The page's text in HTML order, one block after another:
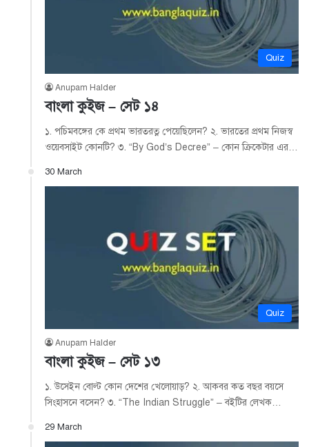
Quiz
Anupam Halder
বাংলা কুইজ – সেট ১৪
১. পচিমবঙ্গের কে প্রথম ভারতরত্ন পেয়েছিলেন? ২. ভারতের প্রথম নিজস্ব
ওয়েবসাইট কোনটি? ৩. “By God’s Decree” – কোন ক্রিকেটার এর…
30 March
Quiz
Anupam Halder
বাংলা কুইজ – সেট ১৩
১. উসেইন বোল্ট কোন দেশের খেলোয়াড়? ২. আকবর কত বছর বয়সে
সিংহাসনে বসেন? ৩. “The Indian Struggle” – বইটির লেখক…
29 March